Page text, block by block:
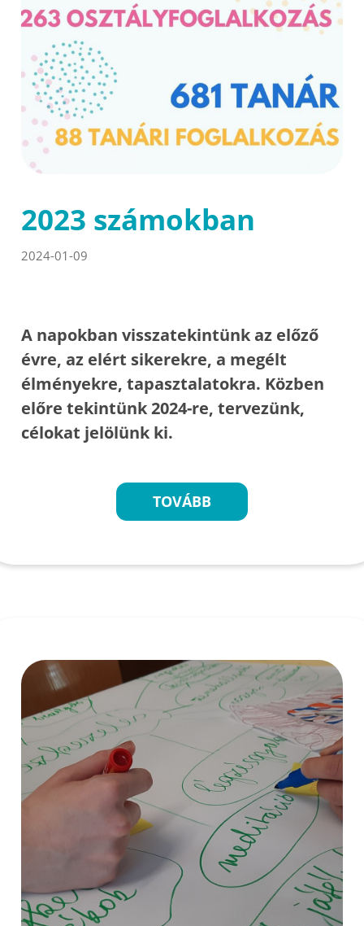
2023 számokban
2024-01-09
A napokban visszatekintünk az előző
évre, az elért sikerekre, a megélt
élményekre, tapasztalatokra. Közben
előre tekintünk 2024-re, tervezünk,
célokat jelölünk ki.
TOVÁBB